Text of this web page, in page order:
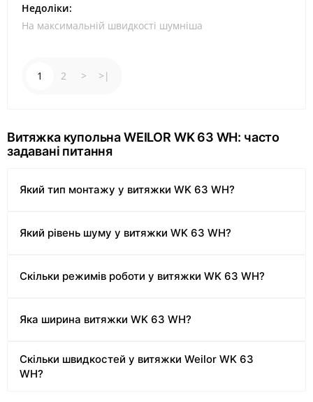
Недоліки:
На максимальній швидкості шумніша
1 2 > >|
Витяжка купольна WEILOR WK 63 WH: часто
задавані питання
Який тип монтажу у витяжки WK 63 WH?
Який рівень шуму у витяжки WK 63 WH?
Скільки режимів роботи у витяжки WK 63 WH?
Яка ширина витяжки WK 63 WH?
Скільки швидкостей у витяжки Weilor WK 63
WH?